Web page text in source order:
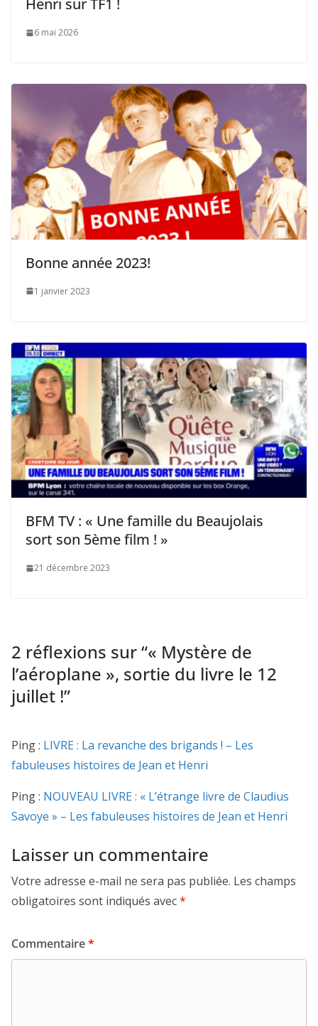
Henri sur TF1 !
6 mai 2026
Bonne année 2023!
1 janvier 2023
BFM TV : « Une famille du Beaujolais
sort son 5ème film ! »
21 décembre 2023
2 réflexions sur “« Mystère de
l’aéroplane », sortie du livre le 12
juillet !”
Ping : LIVRE : La revanche des brigands ! – Les
fabuleuses histoires de Jean et Henri
Ping : NOUVEAU LIVRE : « L’étrange livre de Claudius
Savoye » – Les fabuleuses histoires de Jean et Henri
Laisser un commentaire
Votre adresse e-mail ne sera pas publiée. Les champs
obligatoires sont indiqués avec*
Commentaire*